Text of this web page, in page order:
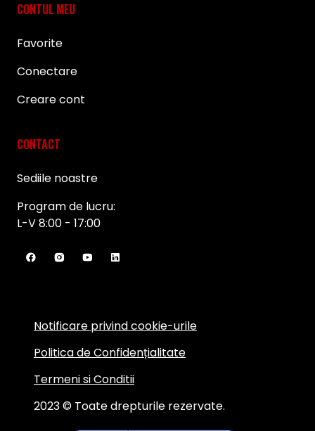
CONTUL MEU
Favorite
Conectare
Creare cont
CONTACT
Sediile noastre
Program de lucru:
L-V 8:00 - 17:00
2023 © Toate drepturile rezervate.
Notificare privind cookie-urile
Politica de Confidențialitate
Termeni si Conditii